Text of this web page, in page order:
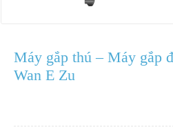
Máy gắp thú – Máy gắp
Wan E Zu